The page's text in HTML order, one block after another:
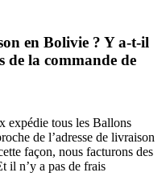
en Bolivie ? Y a-t-il
de la commande de
expédie tous les Ballons
de l’adresse de livraison
façon, nous facturons des
il n’y a pas de frais